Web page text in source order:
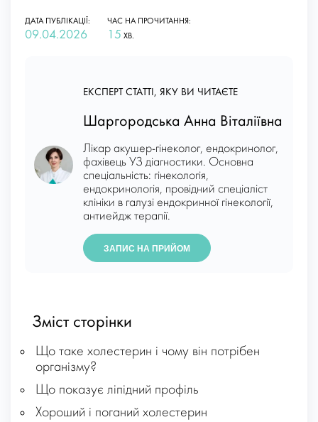
ДАТА ПУБЛІКАЦІЇ:
09.04.2026
ЧАС НА ПРОЧИТАННЯ:
15 ХВ.
ЕКСПЕРТ СТАТТІ, ЯКУ ВИ ЧИТАЄТЕ
Шаргородська Анна Віталіївна
Лікар акушер-гінеколог, ендокринолог,
фахівець УЗ діагностики. Основна
спеціальність: гінекологія,
ендокринологія, провідний спеціаліст
клініки в галузі ендокринної гінекології,
антиейдж терапії.
ЗАПИС НА ПРИЙОМ
Зміст сторінки
Що таке холестерин і чому він потрібен
організму?
Що показує ліпідний профіль
Хороший і поганий холестерин